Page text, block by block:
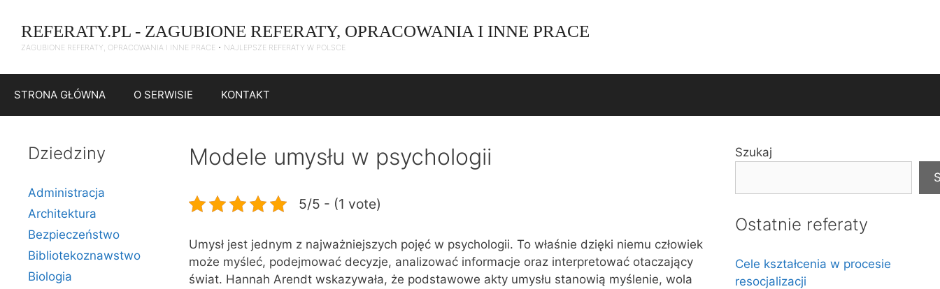
treści
REFERATY.PL - ZAGUBIONE REFERATY, OPRACOWANIA I INNE PRACE
ZAGUBIONE REFERATY, OPRACOWANIA I INNE PRACE • NAJLEPSZE REFERATY W POLSCE
STRONA GŁÓWNA O SERWISIE KONTAKT
Modele umysłu w psychologii
5/5 - (1 vote)
Umysł jest jednym z najważniejszych pojęć w psychologii. To właśnie dzięki niemu człowiek
może myśleć, podejmować decyzje, analizować informacje oraz interpretować otaczający
świat. Hannah Arendt wskazywała, że podstawowe akty umysłu stanowią myślenie, wola
Dziedziny
Administracja
Architektura
Bezpieczeństwo
Bibliotekoznawstwo
Biologia
Szukaj
Ostatnie referaty
Cele kształcenia w procesie
resocjalizacji